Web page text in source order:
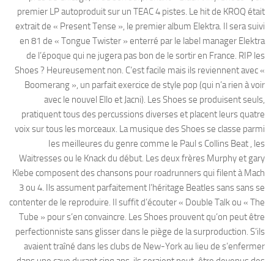
premier LP autoproduit sur un TEAC 4 pistes. Le hit de KROQ était
extrait de « Present Tense », le premier album Elektra. Il sera suivi
en 81 de « Tongue Twister » enterré par le label manager Elektra
de l’époque qui ne jugera pas bon de le sortir en France. RIP les
Shoes ? Heureusement non. C’est facile mais ils reviennent avec «
Boomerang », un parfait exercice de style pop (qui n’a rien à voir
avec le nouvel Ello et Jacni). Les Shoes se produisent seuls,
pratiquent tous des percussions diverses et placent leurs quatre
voix sur tous les morceaux. La musique des Shoes se classe parmi
Ies meilleures du genre comme le Paul s Collins Beat , les
Waitresses ou le Knack du début. Les deux frères Murphy et gary
Klebe composent des chansons pour roadrunners qui filent à Mach
3 ou 4. Ils assument parfaitement l’héritage Beatles sans sans se
contenter de le reproduire. Il suffit d’écouter « Double Talk ou « The
Tube » pour s’en convaincre. Les Shoes prouvent qu’on peut être
perfectionniste sans glisser dans le piège de la surproduction. S’ils
avaient traîné dans les clubs de New-York au lieu de s’enfermer